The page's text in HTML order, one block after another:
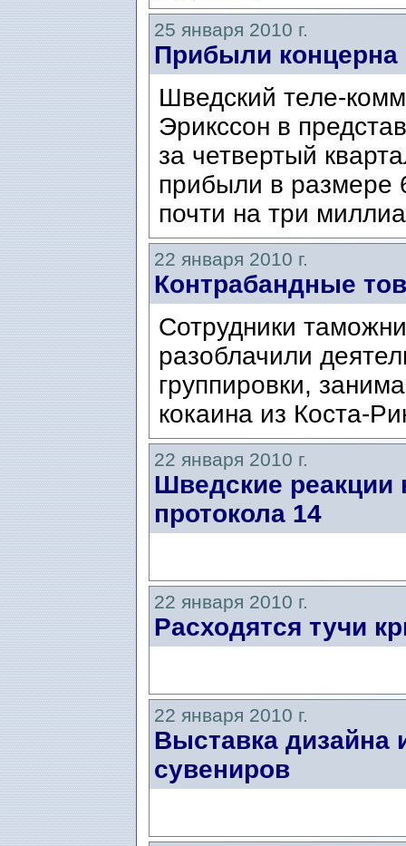
25 января 2010 г.
Прибыли концерна
Шведский теле-
Эрикссон в
за четвертый
прибыли в размере
почти на три
22 января 2010 г.
Контрабандные
Сотрудники
разоблачили
группировки,
кокаина из Коста-
22 января 2010 г.
Шведские реакции
протокола 14
22 января 2010 г.
Расходятся тучи
22 января 2010 г.
Выставка дизайна
сувениров